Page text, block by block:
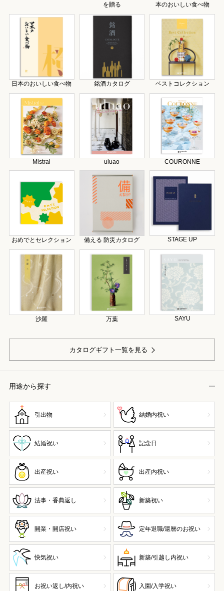
を贈る
本のおいしい食べ物
日本のおいしい食べ物 銘酒カタログ ベストコレクション
Mistral uluao COURONNE
おめでとセレクション 備える 防災カタログ STAGE UP
沙羅 万葉 SAYU
カタログギフト一覧を見る
用途から探す
引出物 結婚内祝い
結婚祝い 記念日
出産祝い 出産内祝い
法事・香典返し 新築祝い
開業・開店祝い 定年退職/還暦のお祝い
快気祝い 新築/引越し内祝い
お祝い返し/内祝い 入園/入学祝い